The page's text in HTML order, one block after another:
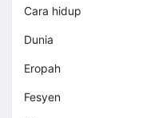
Cara hidup
Dunia
Eropah
Fesyen